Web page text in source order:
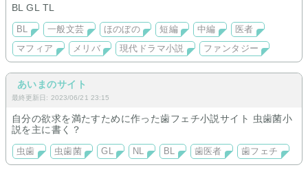
BL GL TL
BL 一般文芸 ほのぼの 短編 中編
医者
マフィア
メリバ 現代ドラマ小説 ファンタジー
あいまのサイト
最終更新日: 2023/06/21 23:15
自分の欲求を満たすために作った歯フェチ小説サイト 虫歯菌小
説を主に書く？
虫歯 虫歯菌 GL NL BL 歯医者 歯フェチ